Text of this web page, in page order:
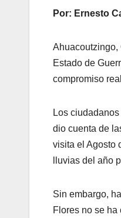
Por: Ernesto
Ahuacoutzingo,
Estado de
compromiso
Los
dio cuenta de
visita el Agosto
lluvias del año
Sin embargo,
Flores no se